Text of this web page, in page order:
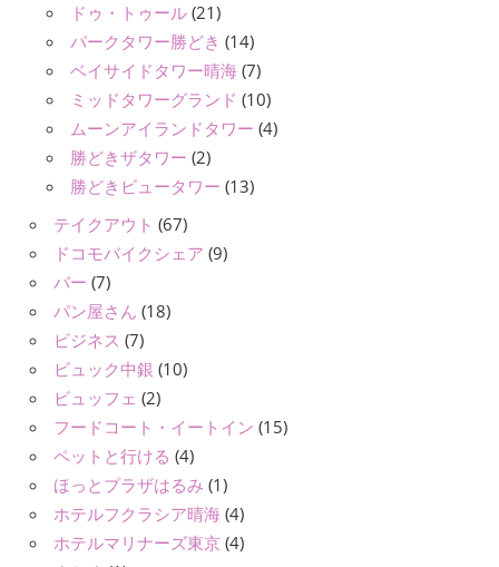
ドゥ・トゥール (21)
パークタワー勝どき (14)
ベイサイドタワー晴海 (7)
ミッドタワーグランド (10)
ムーンアイランドタワー (4)
勝どきザタワー (2)
勝どきビュータワー (13)
テイクアウト (67)
ドコモバイクシェア (9)
バー (7)
パン屋さん (18)
ビジネス (7)
ビュック中銀 (10)
ビュッフェ (2)
フードコート・イートイン (15)
ペットと行ける (4)
ほっとプラザはるみ (1)
ホテルフクラシア晴海 (4)
ホテルマリナーズ東京 (4)